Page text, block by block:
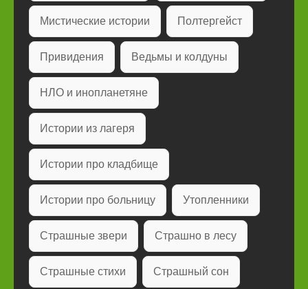
Мистические истории Полтергейст
Привидения Ведьмы и колдуны
НЛО и инопланетяне
Истории из лагеря
Истории про кладбище
Истории про больницу Утопленники
Страшные звери Страшно в лесу
Страшные стихи Страшный сон